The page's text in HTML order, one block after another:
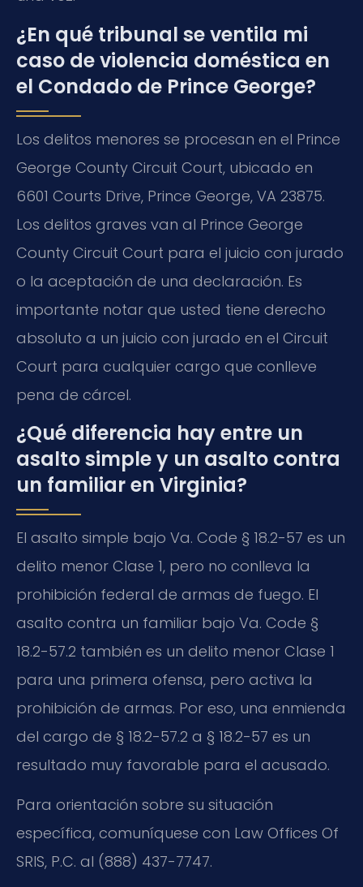
¿En qué tribunal se ventila mi
caso de violencia doméstica en
el Condado de Prince George?
Los delitos menores se procesan en el Prince
George County Circuit Court, ubicado en
6601 Courts Drive, Prince George, VA 23875.
Los delitos graves van al Prince George
County Circuit Court para el juicio con jurado
o la aceptación de una declaración. Es
importante notar que usted tiene derecho
absoluto a un juicio con jurado en el Circuit
Court para cualquier cargo que conlleve
pena de cárcel.
¿Qué diferencia hay entre un
asalto simple y un asalto contra
un familiar en Virginia?
El asalto simple bajo Va. Code § 18.2-57 es un
delito menor Clase 1, pero no conlleva la
prohibición federal de armas de fuego. El
asalto contra un familiar bajo Va. Code §
18.2-57.2 también es un delito menor Clase 1
para una primera ofensa, pero activa la
prohibición de armas. Por eso, una enmienda
del cargo de § 18.2-57.2 a § 18.2-57 es un
resultado muy favorable para el acusado.
Para orientación sobre su situación
específica, comuníquese con Law Offices Of
SRIS, P.C. al (888) 437-7747.